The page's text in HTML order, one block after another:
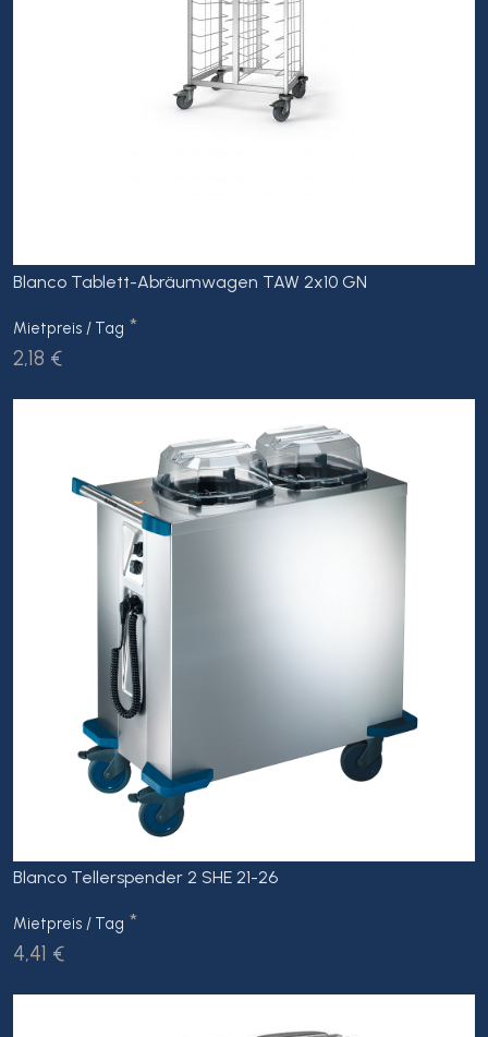
Blanco Tablett-Abräumwagen TAW 2x10 GN
Mietpreis / Tag *
2,18 €
Blanco Tellerspender 2 SHE 21-26
Mietpreis / Tag *
4,41 €